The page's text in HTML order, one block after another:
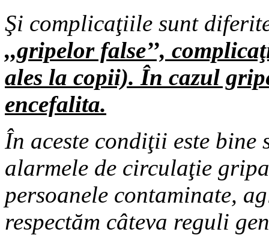
Şi complicaţiile sunt
,,gripelor false’’,
ales la copii). În cazul
encefalita.
În aceste condiţii este
alarmele de circulaţie
persoanele contaminate,
respectăm câteva reguli